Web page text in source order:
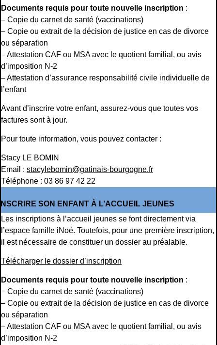
Documents requis pour toute nouvelle inscription :
– Copie du carnet de santé (vaccinations)
– Copie ou extrait de la décision de justice en cas de divorce
ou séparation
– Attestation CAF ou MSA avec le quotient familial, ou avis
d’imposition N-2
– Attestation d’assurance responsabilité civile individuelle de
l’enfant
Avant d’inscrire votre enfant, assurez-vous que toutes vos
factures sont à jour.
Pour toute information, vous pouvez contacter :
Stacy LE BOMIN
Email : stacylebomin@gatinais-bourgogne.fr
Téléphone : 03 86 97 42 22
SON ENFANT À L’ACCUEIL JEUNES
Les inscriptions à l’accueil jeunes se font directement via
l’espace famille iNoé. Toutefois, pour une première inscription,
il est nécessaire de constituer un dossier au préalable.
Télécharger le dossier d’inscription
Documents requis pour toute nouvelle inscription :
– Copie du carnet de santé (vaccinations)
– Copie ou extrait de la décision de justice en cas de divorce
ou séparation
– Attestation CAF ou MSA avec le quotient familial, ou avis
d’imposition N-2